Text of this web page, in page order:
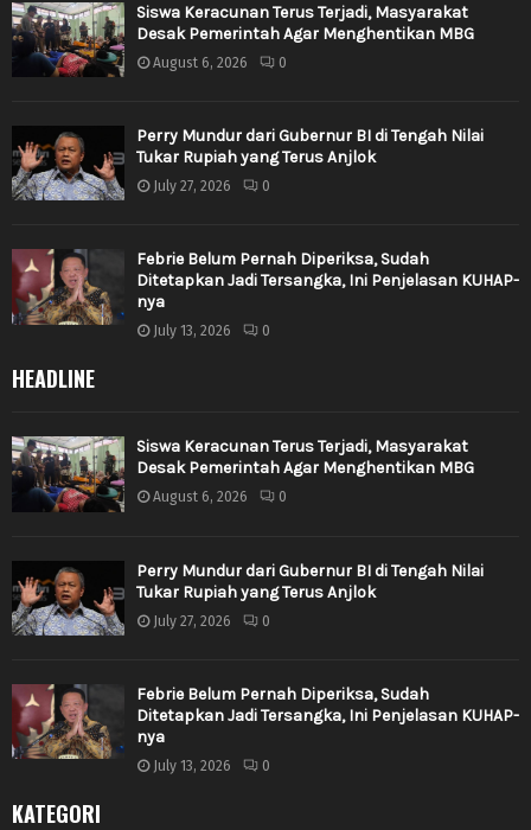
Siswa Keracunan Terus Terjadi, Masyarakat
Desak Pemerintah Agar Menghentikan MBG
August 6, 2026 0
Perry Mundur dari Gubernur BI di Tengah Nilai
Tukar Rupiah yang Terus Anjlok
July 27, 2026 0
Febrie Belum Pernah Diperiksa, Sudah
Ditetapkan Jadi Tersangka, Ini Penjelasan KUHAP-
nya
July 13, 2026 0
HEADLINE
Siswa Keracunan Terus Terjadi, Masyarakat
Desak Pemerintah Agar Menghentikan MBG
August 6, 2026 0
Perry Mundur dari Gubernur BI di Tengah Nilai
Tukar Rupiah yang Terus Anjlok
July 27, 2026 0
Febrie Belum Pernah Diperiksa, Sudah
Ditetapkan Jadi Tersangka, Ini Penjelasan KUHAP-
nya
July 13, 2026 0
KATEGORI